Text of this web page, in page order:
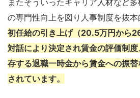
の専門性向上を図り人事制度を抜本
初任給の引き上げ（20.5万円から
対話により決定され賃金の評価制
存する退職一時金から賃金への振
されています。